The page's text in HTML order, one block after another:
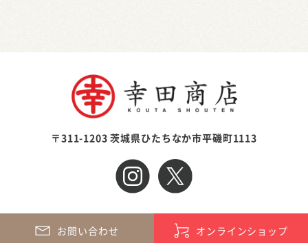
〒311-1203 茨城県ひたちなか市平磯町1113
Copyright © KOUTA SHOUTEN co.,ltd. All Rights Reserved.
お問い合わせ オンラインショップ